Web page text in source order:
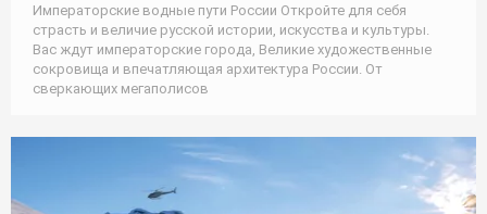
Императорские водные пути России Откройте для себя
страсть и величие русской истории, искусства и культуры.
Вас ждут императорские города, Великие художественные
сокровища и впечатляющая архитектура России. От
сверкающих мегаполисов